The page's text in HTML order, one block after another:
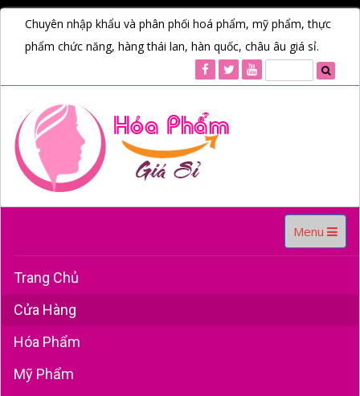
Chuyên nhập khẩu và phân phối hoá phẩm, mỹ phẩm, thực
phẩm chức năng, hàng thái lan, hàn quốc, châu âu giá sỉ.
Toggle
navigation
Menu
Trang Chủ
Cửa Hàng
Hóa Phẩm
Mỹ Phẩm